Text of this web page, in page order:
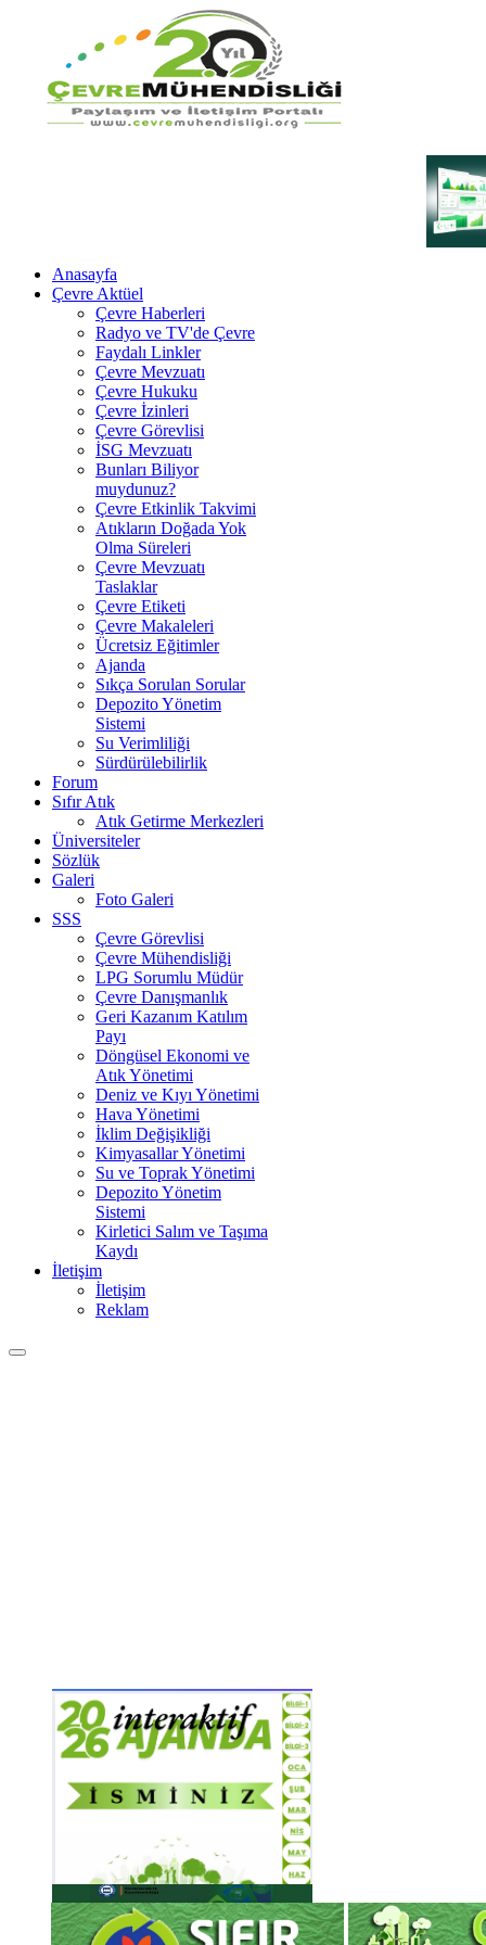
Anasayfa
Çevre Aktüel
Çevre Haberleri
Radyo ve TV'de Çevre
Faydalı Linkler
Çevre Mevzuatı
Çevre Hukuku
Çevre İzinleri
Çevre Görevlisi
İSG Mevzuatı
Bunları Biliyor
muydunuz?
Çevre Etkinlik Takvimi
Atıkların Doğada Yok
Olma Süreleri
Çevre Mevzuatı
Taslaklar
Çevre Etiketi
Çevre Makaleleri
Ücretsiz Eğitimler
Ajanda
Sıkça Sorulan Sorular
Depozito Yönetim
Sistemi
Su Verimliliği
Sürdürülebilirlik
Forum
Sıfır Atık
Atık Getirme Merkezleri
Üniversiteler
Sözlük
Galeri
Foto Galeri
SSS
Çevre Görevlisi
Çevre Mühendisliği
LPG Sorumlu Müdür
Çevre Danışmanlık
Geri Kazanım Katılım
Payı
Döngüsel Ekonomi ve
Atık Yönetimi
Deniz ve Kıyı Yönetimi
Hava Yönetimi
İklim Değişikliği
Kimyasallar Yönetimi
Su ve Toprak Yönetimi
Depozito Yönetim
Sistemi
Kirletici Salım ve Taşıma
Kaydı
İletişim
İletişim
Reklam